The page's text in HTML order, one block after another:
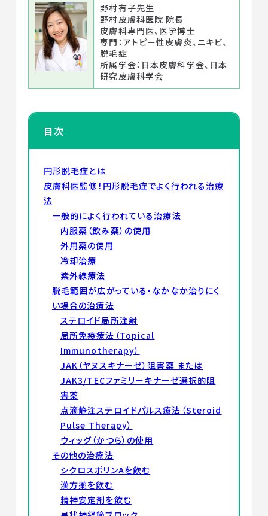
野村有子先生
野村皮膚科医院 院長
皮膚科専門医、医学博士
専門：アトピー性皮膚炎、ニキビ、
脱毛症
所属学会：日本皮膚科学会、日本
研究皮膚科学会
目次
円形脱毛症とは
皮膚科医監修！円形脱毛症でよく行われる治療
法
一般的によく行われている治療法
内服薬（飲み薬）の使用
外用薬の使用
冷却治療
紫外線療法
脱毛範囲が広がっている・なかなか治りにく
い場合の治療法
ステロイド局所注射
局所免疫療法（Topical
Immunotherapy）
JAK（ヤヌスキナーゼ）阻害薬 または
JAK3/TECファミリーキナーゼ選択的阻
害薬
点滴静注ステロイドパルス療法（Steroid
Pulse Therapy）
ウィッグ（かつら）の使用
その他の治療法
シクロスポリンAを飲む
漢方薬を飲む
精神安定剤を飲む